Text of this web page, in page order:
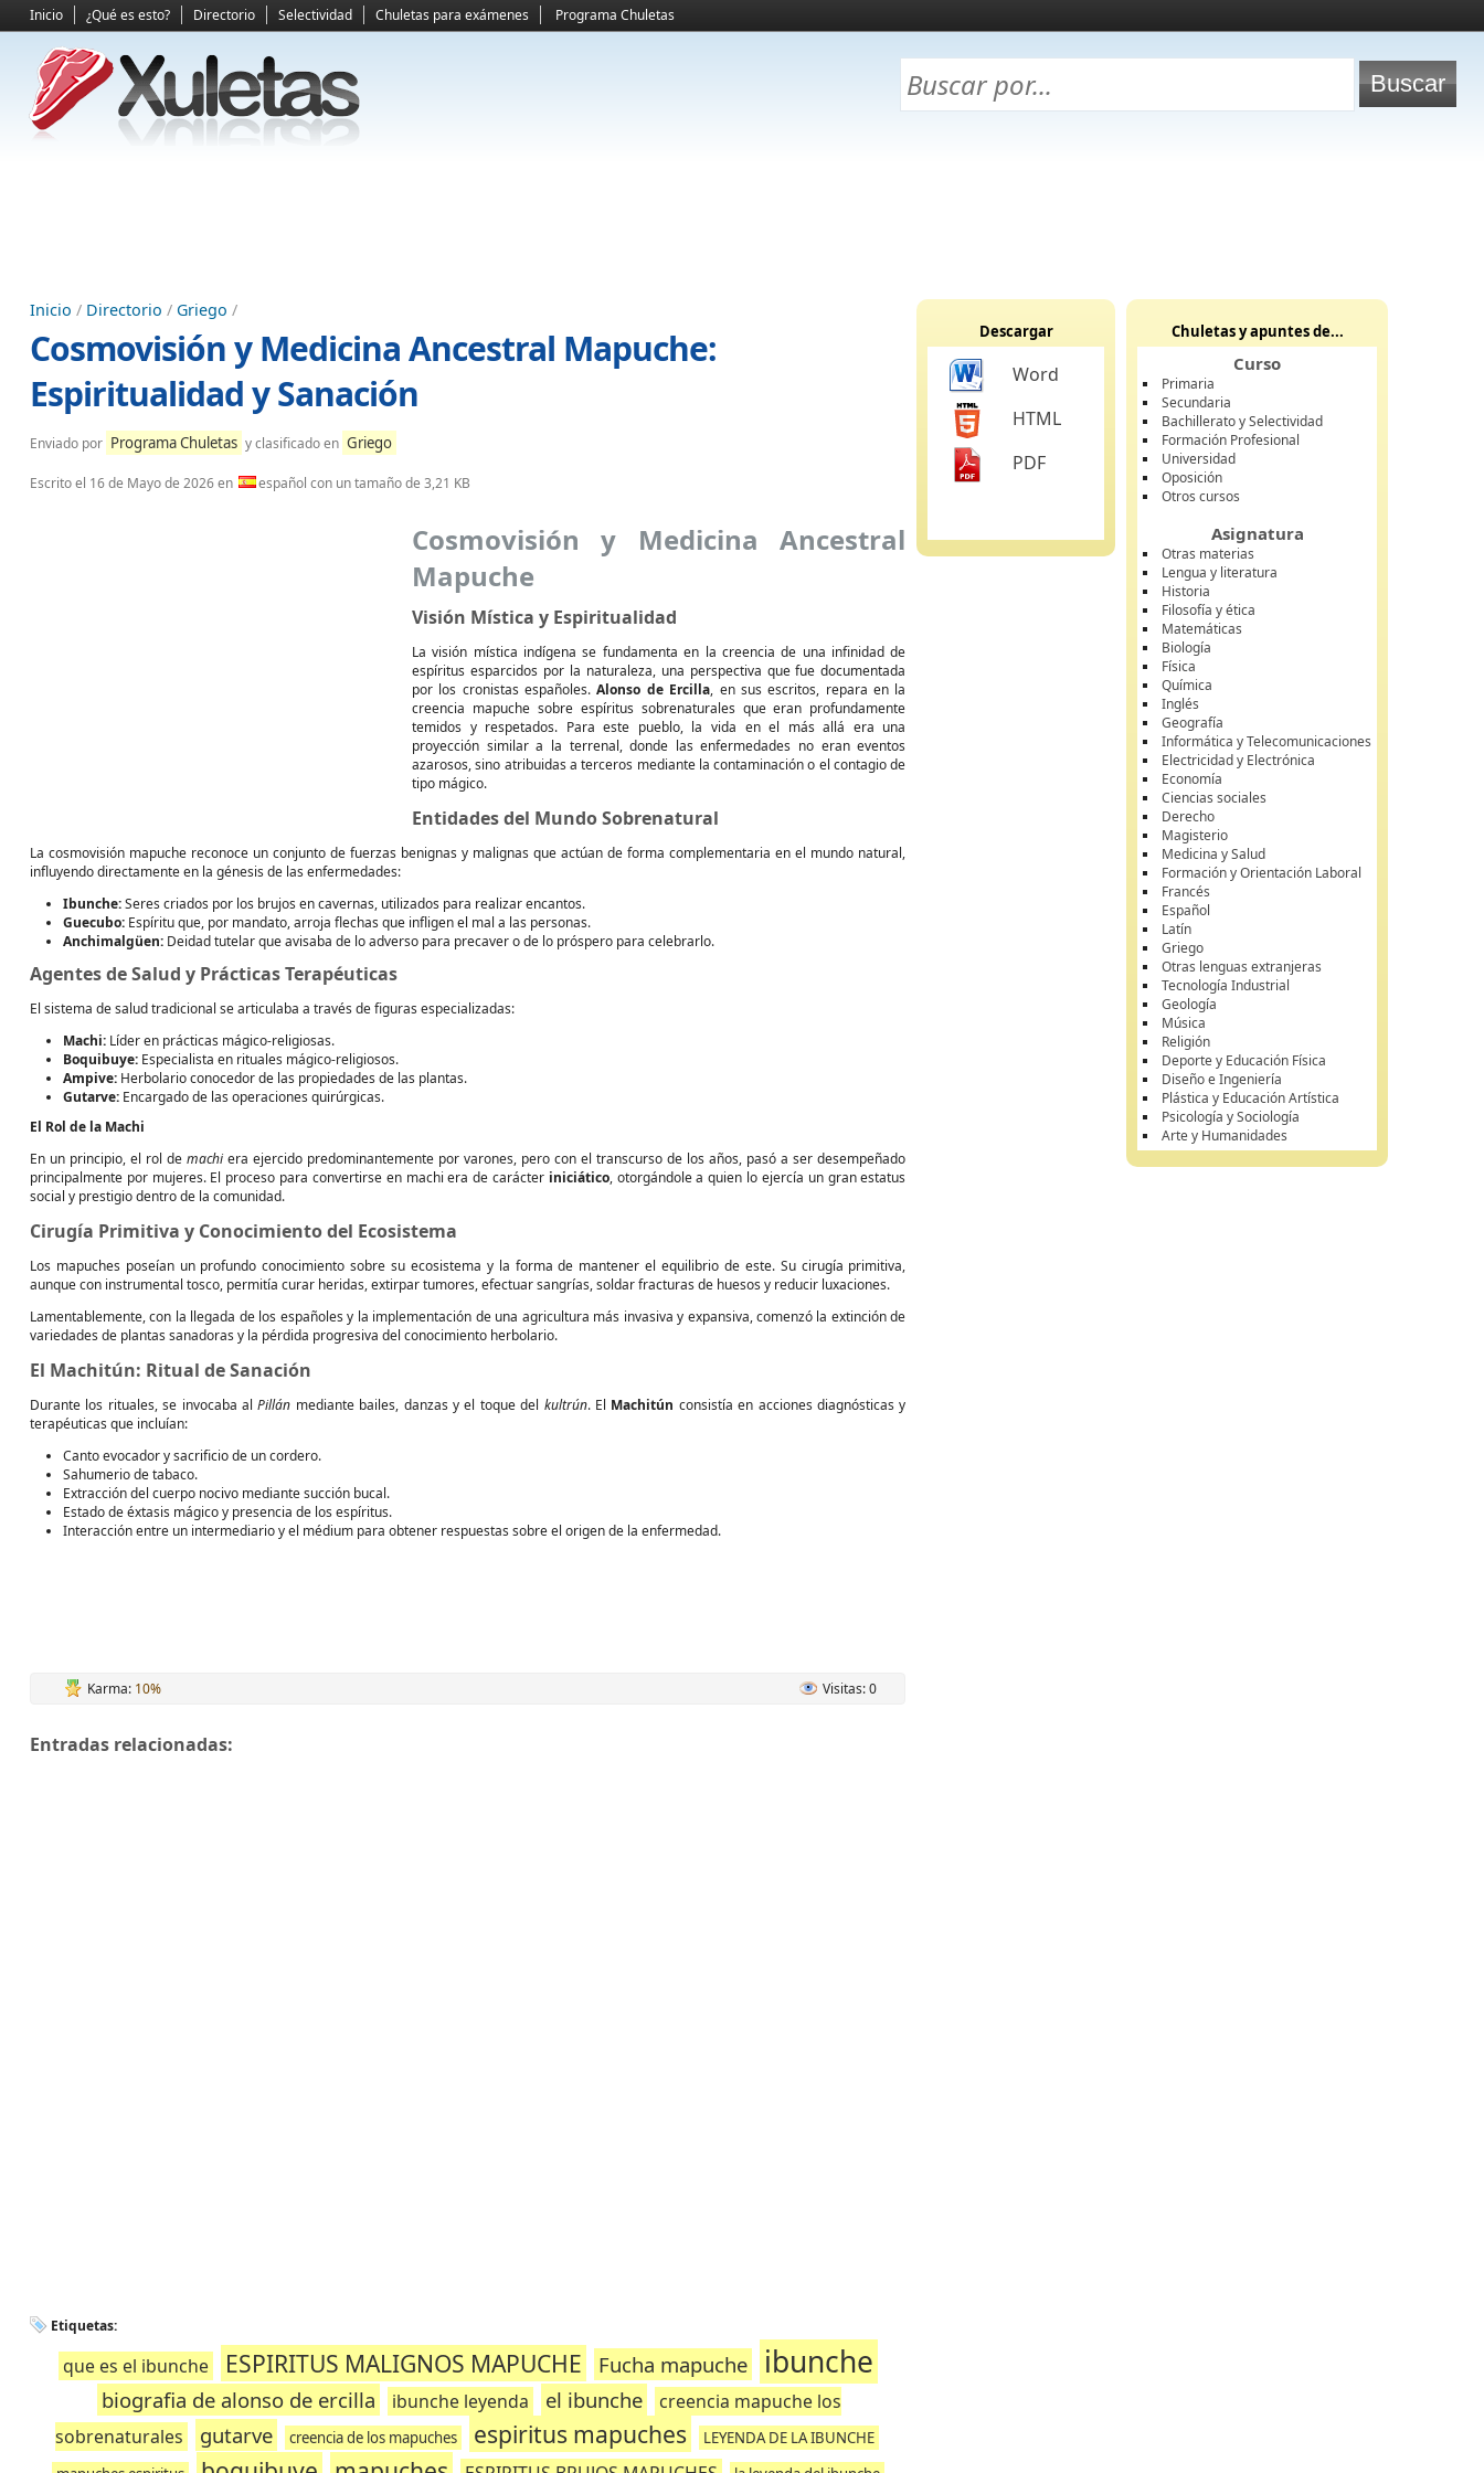
Inicio ¿Qué es esto? Directorio Selectividad Chuletas para exámenes Programa Chuletas
Inicio / Directorio / Griego /
Cosmovisión y Medicina Ancestral Mapuche:
Espiritualidad y Sanación
Enviado por Programa Chuletas y clasificado en Griego
Escrito el 16 de Mayo de 2026en español con un tamaño de 3,21 KB
Cosmovisión y Medicina Ancestral
Mapuche
Visión Mística y Espiritualidad
La visión mística indígena se fundamenta en la creencia de una infinidad de
espíritus esparcidos por la naturaleza, una perspectiva que fue documentada
por los cronistas españoles.Alonso de Ercilla, en sus escritos, repara en la
creencia mapuche sobre espíritus sobrenaturales que eran profundamente
temidos y respetados. Para este pueblo, la vida en el más allá era una
proyección similar a la terrenal, donde las enfermedades no eran eventos
azarosos, sino atribuidas a terceros mediante la contaminación o el contagio de
tipo mágico.
Entidades del Mundo Sobrenatural
La cosmovisión mapuche reconoce un conjunto de fuerzas benignas y malignas que actúan de forma complementaria en el mundo natural,
influyendo directamente en la génesis de las enfermedades:
Ibunche:Seres criados por los brujos en cavernas, utilizados para realizar encantos.
Guecubo: Espíritu que, por mandato, arroja flechas que infligen el mal a las personas.
Anchimalgüen: Deidad tutelar que avisaba de lo adverso para precaver o de lo próspero para celebrarlo.
Agentes de Salud y Prácticas Terapéuticas
El sistema de salud tradicional se articulaba a través de figuras especializadas:
Machi: Líder en prácticas mágico-religiosas.
Boquibuye: Especialista en rituales mágico-religiosos.
Ampive: Herbolario conocedor de las propiedades de las plantas.
Gutarve: Encargado de las operaciones quirúrgicas.
El Rol de la Machi
En un principio, el rol demachi era ejercido predominantemente por varones, pero con el transcurso de los años, pasó a ser desempeñado
principalmente por mujeres. El proceso para convertirse en machi era de carácter iniciático, otorgándole a quien lo ejercía un gran estatus
social y prestigio dentro de la comunidad.
Cirugía Primitiva y Conocimiento del Ecosistema
Los mapuches poseían un profundo conocimiento sobre su ecosistema y la forma de mantener el equilibrio de este. Su cirugía primitiva,
aunque con instrumental tosco, permitía curar heridas, extirpar tumores, efectuar sangrías, soldar fracturas de huesos y reducir luxaciones.
Lamentablemente, con la llegada de los españoles y la implementación de una agricultura más invasiva y expansiva, comenzó la extinción de
variedades de plantas sanadoras y la pérdida progresiva del conocimiento herbolario.
El Machitún: Ritual de Sanación
Durante los rituales, se invocaba alPillán mediante bailes, danzas y el toque del kultrún. El Machitún consistía en acciones diagnósticas y
terapéuticas que incluían:
Canto evocador y sacrificio de un cordero.
Sahumerio de tabaco.
Extracción del cuerpo nocivo mediante succión bucal.
Estado de éxtasis mágico y presencia de los espíritus.
Interacción entre un intermediario y el médium para obtener respuestas sobre el origen de la enfermedad.
Karma: 10% Visitas: 0
Entradas relacionadas:
Etiquetas:
que es el ibunche ESPIRITUS MALIGNOS MAPUCHE Fucha mapuche ibunche
biografia de alonso de ercilla ibunche leyenda el ibunche
creencia mapuche los
sobrenaturales
gutarve creencia de los mapuches espiritus mapuches
LEYENDA DE LA IBUNCHE
Descargar
Word
HTML
PDF
Chuletas y apuntes de...
Curso
Primaria
Secundaria
Bachillerato y Selectividad
Formación Profesional
Universidad
Oposición
Otros cursos
Asignatura
Otras materias
Lengua y literatura
Historia
Filosofía y ética
Matemáticas
Biología
Física
Química
Inglés
Geografía
Informática y Telecomunicaciones
Electricidad y Electrónica
Economía
Ciencias sociales
Derecho
Magisterio
Medicina y Salud
Formación y Orientación Laboral
Francés
Español
Latín
Griego
Otras lenguas extranjeras
Tecnología Industrial
Geología
Música
Religión
Deporte y Educación Física
Diseño e Ingeniería
Plástica y Educación Artística
Psicología y Sociología
Arte y Humanidades